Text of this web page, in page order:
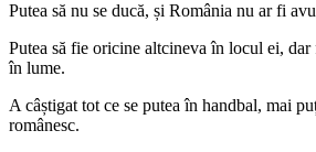
Putea să nu se ducă, și România nu ar fi
Putea să fie oricine altcineva în locul ei,
în lume.
A câștigat tot ce se putea în handbal, mai
românesc.